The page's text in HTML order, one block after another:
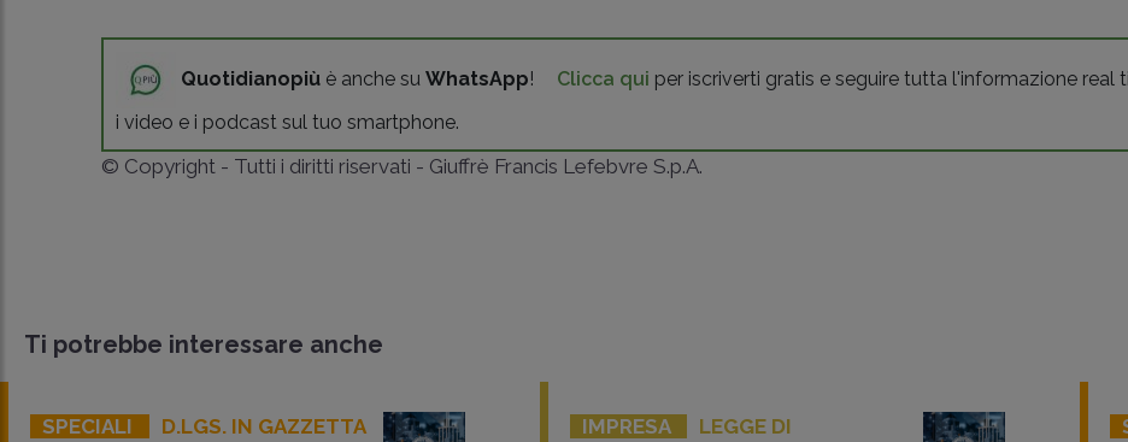
Quotidianopiù è anche suWhatsApp! Clicca qui per iscriverti gratis e seguire tutta l'informazione real
i video e i podcast sul tuo smartphone.
© Copyright - Tutti i diritti riservati - Giuffrè Francis Lefebvre S.p.A.
Ti potrebbe interessare anche
SPECIALI
D.LGS. IN GAZZETTA
IMPRESA
LEGGE DI